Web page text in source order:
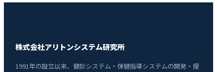
株式会社アリトンシステム研究所
1991年の設立以来、健診システム・保健指導システムの開発・提